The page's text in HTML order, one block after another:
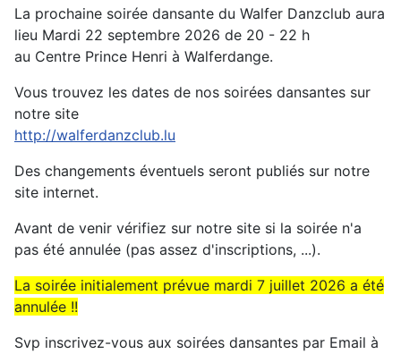
La prochaine soirée dansante du Walfer Danzclub aura
lieu Mardi 22 septembre 2026 de 20 - 22 h
au Centre Prince Henri à Walferdange.
Vous trouvez les dates de nos soirées dansantes sur
notre site
http://walferdanzclub.lu
Des changements éventuels seront publiés sur notre
site internet.
Avant de venir vérifiez sur notre site si la soirée n'a
pas été annulée (pas assez d'inscriptions, ...).
La soirée initialement prévue mardi 7 juillet 2026 a été
annulée !!
Svp inscrivez-vous aux soirées dansantes par Email à